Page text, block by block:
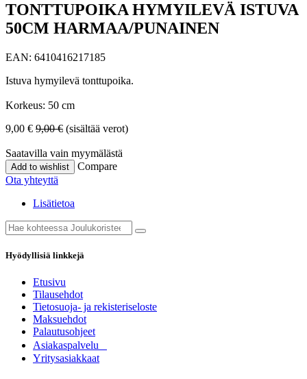
TONTTUPOIKA HYMYILEVÄ ISTUVA
50CM HARMAA/PUNAINEN
EAN: 6410416217185
Istuva hymyilevä tonttupoika.
Korkeus: 50 cm
9,00 € 9,00€ (sisältää verot)
Saatavilla vain myymälästä
Add to wishlist
Compare
Ota yhteyttä
Lisätietoa
Hyödyllisiä linkkejä
Etusivu
Tilausehdot
Tietosuoja- ja rekisteriseloste
Maksuehdot
Palautusohjeet
Asia​k​aspalvelu
​Yritysasiakkaat